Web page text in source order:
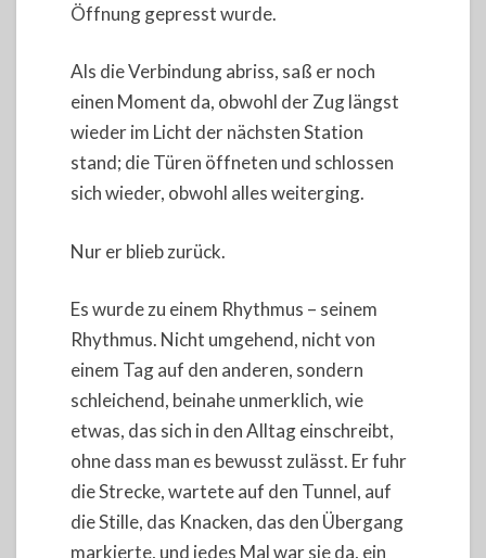
Öffnung gepresst wurde.
Als die Verbindung abriss, saß er noch
einen Moment da, obwohl der Zug längst
wieder im Licht der nächsten Station
stand; die Türen öffneten und schlossen
sich wieder, obwohl alles weiterging.
Nur er blieb zurück.
Es wurde zu einem Rhythmus – seinem
Rhythmus. Nicht umgehend, nicht von
einem Tag auf den anderen, sondern
schleichend, beinahe unmerklich, wie
etwas, das sich in den Alltag einschreibt,
ohne dass man es bewusst zulässt. Er fuhr
die Strecke, wartete auf den Tunnel, auf
die Stille, das Knacken, das den Übergang
markierte, und jedes Mal war sie da, ein